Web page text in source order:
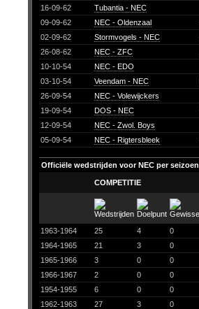
16-09-62
Tubantia - NEC
09-09-62
NEC - Oldenzaal
02-09-62
Stormvogels - NEC
26-08-62
NEC - ZFC
10-10-54
NEC - EDO
03-10-54
Veendam - NEC
26-09-54
NEC - Volewijckers
19-09-54
DOS - NEC
12-09-54
NEC - Zwol. Boys
05-09-54
NEC - Rigtersbleek
Officiële wedstrijden voor NEC per seizoen
COMPETITIE
1963-1964 25 4 0
1964-1965
21 3 0
1965-1966
3 0 0
1966-1967
2 0 0
1954-1955
6 0 0
1962-1963
27 3 0